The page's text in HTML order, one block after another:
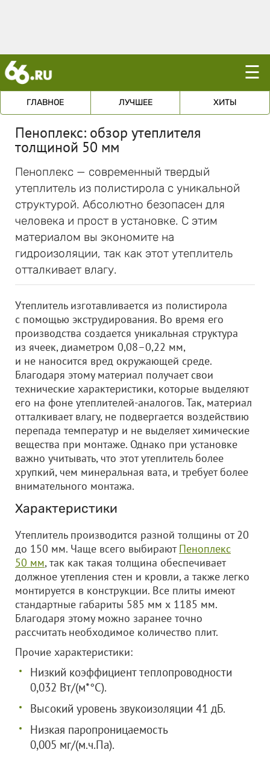
☰
ГЛАВНОЕ ЛУЧШЕЕ ХИТЫ
Пеноплекс: обзор утеплителя
толщиной 50 мм
Пеноплекс — современный твердый
утеплитель из полистирола с уникальной
структурой. Абсолютно безопасен для
человека и прост в установке. С этим
материалом вы экономите на
гидроизоляции, так как этот утеплитель
отталкивает влагу.
Утеплитель изготавливается из полистирола
с помощью экструдирования. Во время его
производства создается уникальная структура
из ячеек, диаметром 0,08–0,22 мм,
и не наносится вред окружающей среде.
Благодаря этому материал получает свои
технические характеристики, которые выделяют
его на фоне утеплителей-аналогов. Так, материал
отталкивает влагу, не подвергается воздействию
перепада температур и не выделяет химические
вещества при монтаже. Однако при установке
важно учитывать, что этот утеплитель более
хрупкий, чем минеральная вата, и требует более
внимательного монтажа.
Характеристики
Утеплитель производится разной толщины от 20
до 150 мм. Чаще всего выбираютПеноплекс
50 мм, так как такая толщина обеспечивает
должное утепления стен и кровли, а также легко
монтируется в конструкции. Все плиты имеют
стандартные габариты 585 мм х 1185 мм.
Благодаря этому можно заранее точно
рассчитать необходимое количество плит.
Прочие характеристики:
Низкий коэффициент теплопроводности
0,032 Вт/(м*°C).
Высокий уровень звукоизоляции 41 дБ.
Низкая паропроницаемость
0,005 мг/(м.ч.Па).